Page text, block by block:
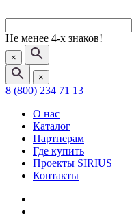
Не менее 4-х знаков!
×
×
8 (800) 234 71 13
О нас
Каталог
Партнерам
Где купить
Проекты SIRIUS
Контакты